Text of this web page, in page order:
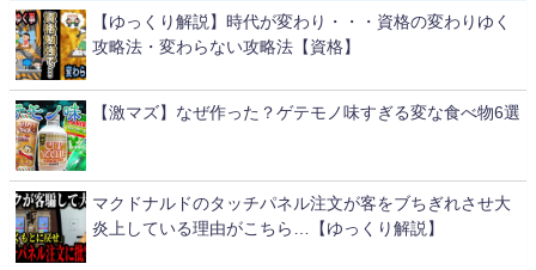
【ゆっくり解説】時代が変わり・・・資格の変わりゆく
攻略法・変わらない攻略法【資格】
【激マズ】なぜ作った？ゲテモノ味すぎる変な食べ物6選
マクドナルドのタッチパネル注文が客をブちぎれさせ大
炎上している理由がこちら…【ゆっくり解説】